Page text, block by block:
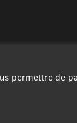
permettre de